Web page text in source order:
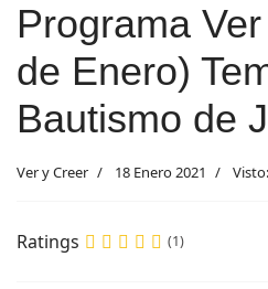
Programa
de Enero)
Bautismo de
Ver y Creer 18 Enero 2021
Ratings (1)